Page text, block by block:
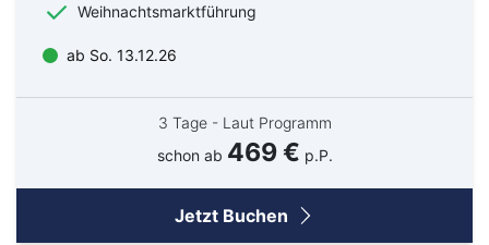
Weihnachtsmarktführung
ab So. 13.12.26
3 Tage - Laut Programm
schon ab 469 € p.P.
Jetzt Buchen